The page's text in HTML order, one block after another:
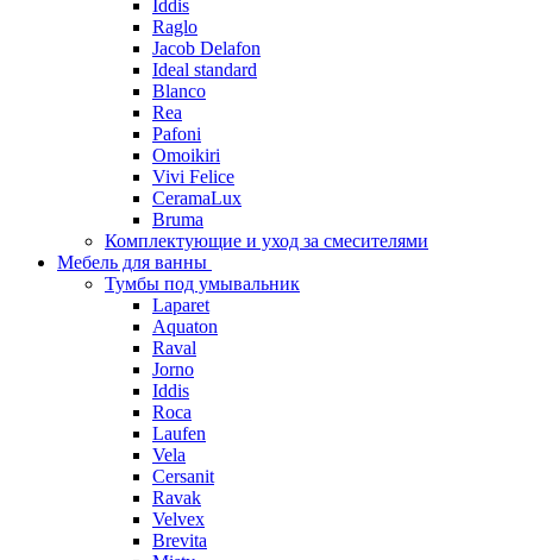
Iddis
Raglo
Jacob Delafon
Ideal standard
Blanco
Rea
Pafoni
Omoikiri
Vivi Felice
CeramaLux
Bruma
Комплектующие и уход за смесителями
Мебель для ванны
Тумбы под умывальник
Laparet
Aquaton
Raval
Jorno
Iddis
Roca
Laufen
Vela
Cersanit
Ravak
Velvex
Brevita